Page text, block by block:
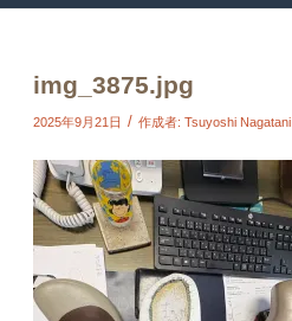
img_3875.jpg
2025年9月21日 / 作成者: Tsuyoshi Nagatani